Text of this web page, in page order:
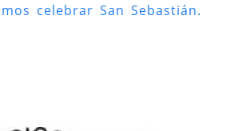
celebrar San Sebastián.